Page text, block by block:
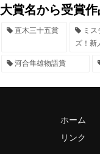
大賞名から受賞作
直木三十五賞
ミス
ズ！新
河合隼雄物語賞
ホーム
リンク